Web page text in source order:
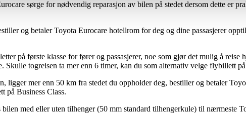
sørge for nødvendig reparasjon av bilen på stedet dersom dette er
og betaler Toyota Eurocare hotellrom for deg og dine passasjerer
på første klasse for fører og passasjerer, noe som gjør det mulig å
togreisen ta mer enn 6 timer, kan du som alternativ velge flybillett
ligger mer enn 50 km fra stedet du oppholder deg, bestiller og betaler
på Business Class.
med eller uten tilhenger (50 mm standard tilhengerkule) til nærmeste